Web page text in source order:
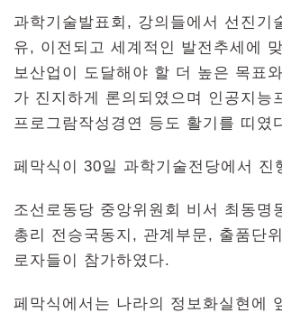
과학기술발표회, 강의들에서 선진기
유, 이전되고 세계적인 발전추세에
보산업이 도달해야 할 더 높은 목표
가 진지하게 론의되였으며 인공지능
프로그람작성경연 등도 활기를 띠였
페막식이 30일 과학기술전당에서 진
조선로동당 중앙위원회 비서 최동명
총리 전승국동지, 관계부문, 출품단
로자들이 참가하였다.
페막식에서는 나라의 정보화실현에